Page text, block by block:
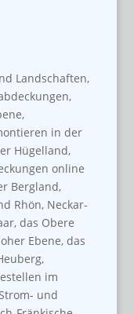
Landschaften,
in der
Hügelland,
online
Bergland,
Rhön, Neckar-
das Obere
Ebene, das
im
und